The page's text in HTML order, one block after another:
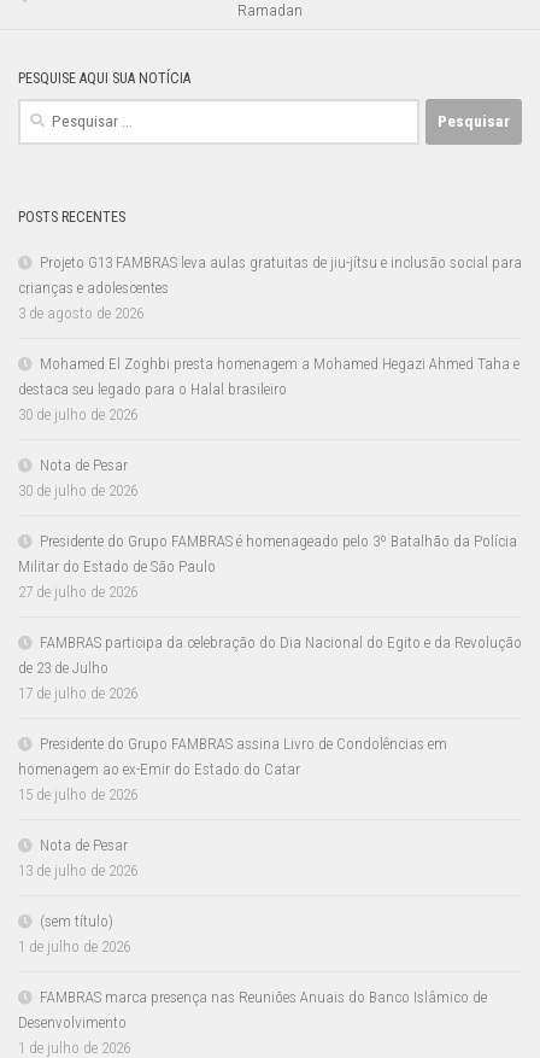
Ramadan
PESQUISE AQUI SUA NOTÍCIA
Pesquisar
POSTS RECENTES
Projeto G13 FAMBRAS leva aulas gratuitas de jiu-jítsu e inclusão social para
crianças e adolescentes
3 de agosto de 2026
Mohamed El Zoghbi presta homenagem a Mohamed Hegazi Ahmed Taha e
destaca seu legado para o Halal brasileiro
30 de julho de 2026
Nota de Pesar
30 de julho de 2026
Presidente do Grupo FAMBRAS é homenageado pelo 3º Batalhão da Polícia
Militar do Estado de São Paulo
27 de julho de 2026
FAMBRAS participa da celebração do Dia Nacional do Egito e da Revolução
de 23 de Julho
17 de julho de 2026
Presidente do Grupo FAMBRAS assina Livro de Condolências em
homenagem ao ex-Emir do Estado do Catar
15 de julho de 2026
Nota de Pesar
13 de julho de 2026
(sem título)
1 de julho de 2026
FAMBRAS marca presença nas Reuniões Anuais do Banco Islâmico de
Desenvolvimento
1 de julho de 2026